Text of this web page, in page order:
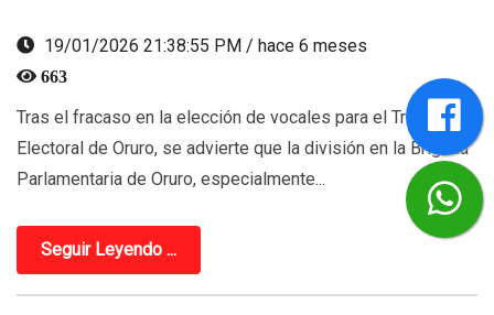
19/01/2026 21:38:55 PM / hace 6 meses
663
Tras el fracaso en la elección de vocales para el Tribunal
Electoral de Oruro, se advierte que la división en la Brigada
Parlamentaria de Oruro, especialmente...
Seguir Leyendo ...